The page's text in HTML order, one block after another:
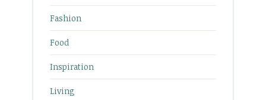
Fashion
Food
Inspiration
Living